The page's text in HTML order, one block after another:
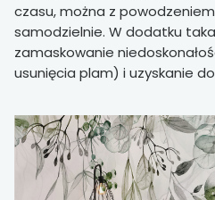
czasu, można z
samodzielnie. W dodatku
zamaskowanie
usunięcia plam) i uzyskanie